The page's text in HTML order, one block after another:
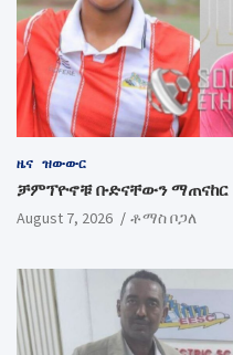
ዜና ዝውውር
ቻምፕዮኖቹ ቡድናቸውን ማጠናከር
August 7, 2026 ቶማስ ቦጋለ